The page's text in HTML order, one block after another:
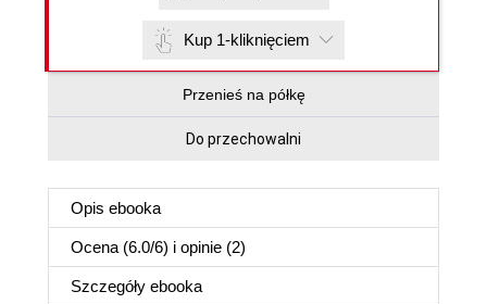
Kup 1-kliknięciem
Przenieś na półkę
Do przechowalni
Opis ebooka
Ocena (6.0/6) i opinie (2)
Szczegóły ebooka